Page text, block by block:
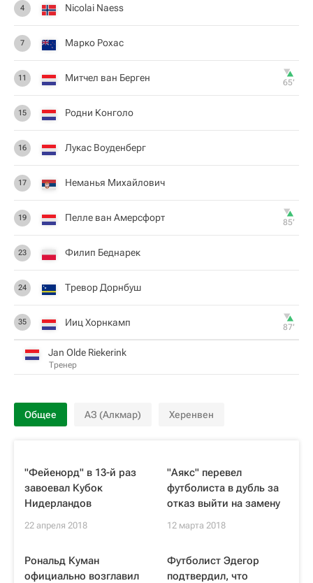
4 Nicolai Naess
7 Марко Рохас
11 Митчел ван Берген 65‎’‎
15 Родни Конголо
16 Лукас Воуденберг
17 Неманья Михайлович
19 Пелле ван Амерсфорт 85‎’‎
23 Филип Беднарек
24 Тревор Дорнбуш
35 Ииц Хорнкамп 87‎’‎
Jan Olde Riekerink
Тренер
Общее АЗ (Алкмар) Херенвен
"Фейенорд" в 13-й раз
завоевал Кубок
Нидерландов
22 апреля 2018
"Аякс" перевел
футболиста в дубль за
отказ выйти на замену
12 марта 2018
Рональд Куман
официально возглавил
Футболист Эдегор
подтвердил, что